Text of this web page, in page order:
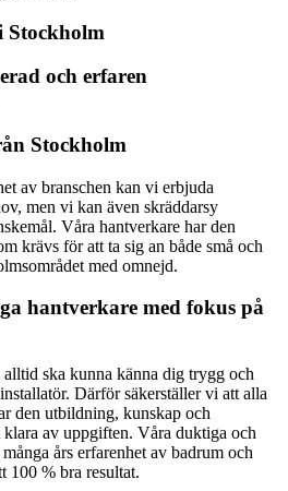
Stockholm
och erfaren
Stockholm
av branschen kan vi erbjuda
men vi kan även skräddarsy
Våra hantverkare har den
krävs för att ta sig an både små och
med omnejd.
hantverkare med fokus på
ska kunna känna dig trygg och
Därför säkerställer vi att alla
den utbildning, kunskap och
av uppgiften. Våra duktiga och
års erfarenhet av badrum och
100 % bra resultat.